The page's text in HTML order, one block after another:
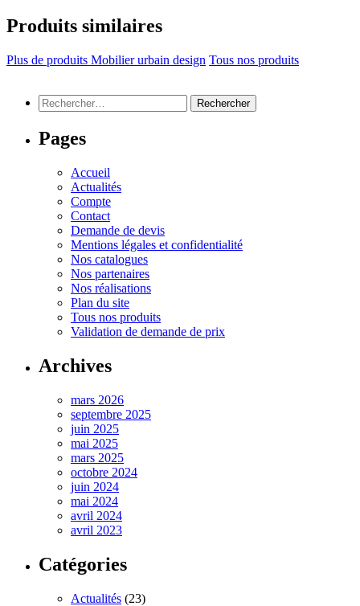
Produits similaires
Plus de produits Mobilier urbain design Tous nos produits
Rechercher :
Pages
Accueil
Actualités
Compte
Contact
Demande de devis
Mentions légales et confidentialité
Nos catalogues
Nos partenaires
Nos réalisations
Plan du site
Tous nos produits
Validation de demande de prix
Archives
mars 2026
septembre 2025
juin 2025
mai 2025
mars 2025
octobre 2024
juin 2024
mai 2024
avril 2024
avril 2023
Catégories
Actualités (23)